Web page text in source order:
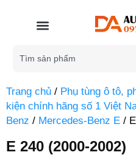
Trang chủ / Phụ tùng ô tô,
kiện chính hãng số 1 Việt
Benz / Mercedes-Benz E /
E 240 (2000-2002)